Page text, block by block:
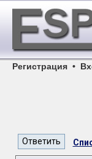
Регистрация •